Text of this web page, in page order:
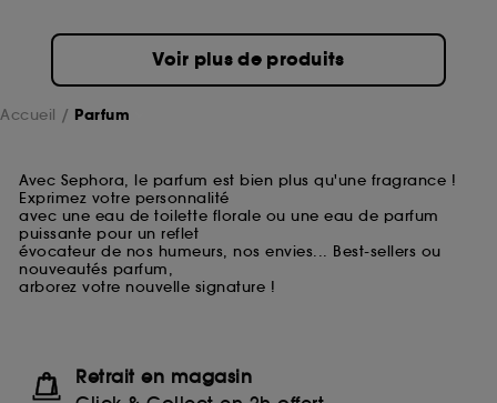
Voir plus de produits
Accueil Parfum
Avec Sephora, le parfum est bien plus qu'une fragrance !
Exprimez votre personnalité
avec une eau de toilette florale ou une eau de parfum
puissante pour un reflet
évocateur de nos humeurs, nos envies... Best-sellers ou
nouveautés parfum,
arborez votre nouvelle signature !
Retrait en magasin